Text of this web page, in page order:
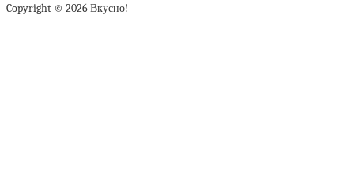
Copyright © 2026 Вкусно!